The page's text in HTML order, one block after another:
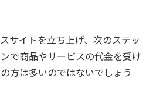
サイトを立ち上げ、次のステッ
で商品やサービスの代金を受け
方は多いのではないでしょう